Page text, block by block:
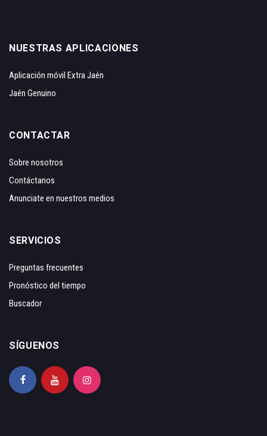
NUESTRAS APLICACIONES
Aplicación móvil Extra Jaén
Jaén Genuino
CONTACTAR
Sobre nosotros
Contáctanos
Anunciate en nuestros medios
SERVICIOS
Preguntas frecuentes
Pronóstico del tiempo
Buscador
SÍGUENOS